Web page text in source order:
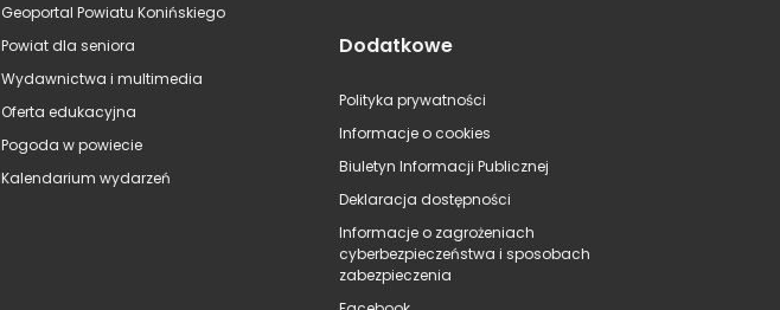
Geoportal Powiatu Konińskiego
Powiat dla seniora
Wydawnictwa i multimedia
Oferta edukacyjna
Pogoda w powiecie
Kalendarium wydarzeń
Dodatkowe
Polityka prywatności
Informacje o cookies
Biuletyn Informacji Publicznej
Deklaracja dostępności
Informacje o zagrożeniach
cyberbezpieczeństwa i sposobach
zabezpieczenia